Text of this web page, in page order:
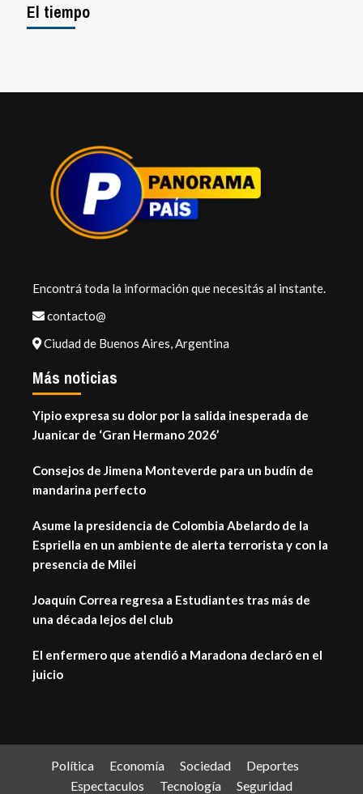
El tiempo
Encontrá toda la información que necesitás al instante.
contacto@
Ciudad de Buenos Aires, Argentina
Más noticias
Yipio expresa su dolor por la salida inesperada de
Juanicar de ‘Gran Hermano 2026’
Consejos de Jimena Monteverde para un budín de
mandarina perfecto
Asume la presidencia de Colombia Abelardo de la
Espriella en un ambiente de alerta terrorista y con la
presencia de Milei
Joaquín Correa regresa a Estudiantes tras más de
una década lejos del club
El enfermero que atendió a Maradona declaró en el
juicio
Política Economía Sociedad
Deportes
Espectaculos
Tecnología Seguridad